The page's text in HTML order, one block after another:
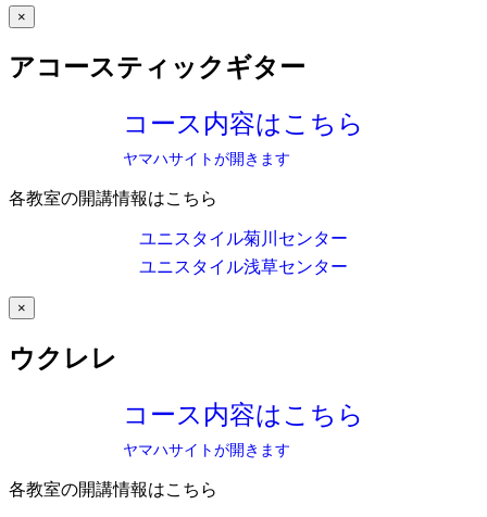
×
アコースティックギター
コース内容はこちら
ヤマハサイトが開きます
各教室の開講情報はこちら
ユニスタイル菊川センター
ユニスタイル浅草センター
×
ウクレレ
コース内容はこちら
ヤマハサイトが開きます
各教室の開講情報はこちら